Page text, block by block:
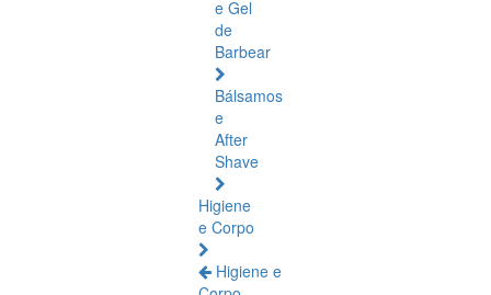
e Gel
de
Barbear
Bálsamos
e
After
Shave
Higiene
e Corpo
Higiene e